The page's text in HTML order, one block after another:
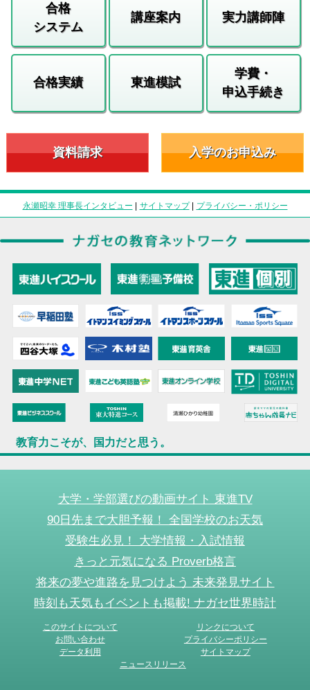
合格
システム
講座案内 実力講師陣
合格実績 東進模試
学費・
申込手続き
資料請求 入学のお申込み
永瀬昭幸 理事長インタビュー | サイトマップ| プライバシー・ポリシー
教育力こそが、国力だと思う。
大学・学部選びの動画サイト 東進TV
90日先まで大胆予報！ 全国学校のお天気
受験生必見！ 大学情報・入試情報
きっと元気になる Proverb格言
将来の夢や進路を見つけよう 未来発見サイト
時刻も天気もイベントも掲載! ナガセ世界時計
このサイトについて
リンクについて
お問い合わせ
プライバシーポリシー
データ利用
サイトマップ
ニュースリリース